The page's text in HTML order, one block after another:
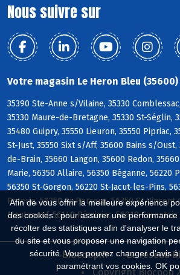
Afin de vous offrir la meilleure expérience
des cookies : pour assurer une
récolter des statistiques afin d'analyser le
du site et vous proposer une navigation
sécurité. Vous pouvez changer d'avis
paramétrant vos cookies. OK
Nous suivre sur
Votre magasin Le Heron Bleu
35390 Ste-Anne s/Vilaine, 35330
35330 Maure-de-Bretagne, 35330 St-Séglin,
35480 Guipry, 35550 Lieuron, 35550 Pipriac,
St-Just, 35550 Sixt s/Aff, 35600 Bains s/
de-Brain, 35660 Langon, 35600 Redon,
Marie, 56350 Allaire, 56350 Béganne, 56220
56350 St-Gorgon, 56220 St-Jacut-les-Pins,
Poterie, 56350 St-Perreux, 56350 St-Vincent
Monteneuf, 56140 Réminiac, 56910 Carentoir
Biocoop.fr
Le réseau
Copyright Biocoop